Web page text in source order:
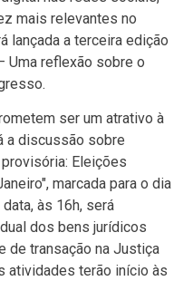
mais relevantes no
lançada a terceira edição
Uma reflexão sobre o
ser um atrativo à
a discussão sobre
Eleições
marcada para o dia
às 16h, será
dos bens jurídicos
de transação na Justiça
atividades terão início às